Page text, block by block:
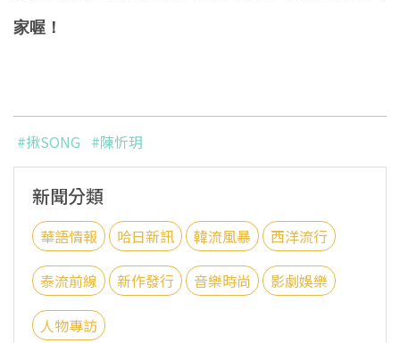
家喔！
#揪SONG #陳忻玥
新聞分類
華語情報 哈日新訊 韓流風暴 西洋流行
泰流前線 新作發行 音樂時尚 影劇娛樂
人物專訪